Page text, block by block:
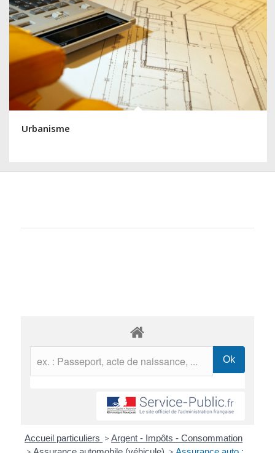
Urbanisme
Accueil particuliers > Argent - Impôts - Consommation